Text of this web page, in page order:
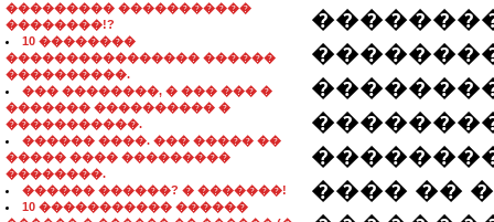
��������� �����������
��������!?
10 ��������
���������������� ������
����������.
��� ��������, � ��� ��� �
������� ���������� �
�����������.
������ ����. ��� ����� ��
����� ���� ���������
��������.
������ ������? � �������!
10 ����������� ������
���� ��